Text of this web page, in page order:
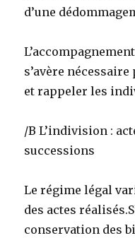
d’une
s’avère
et rappeler les
/B L’indivision :
successions
Le régime légal
des actes
conservation des